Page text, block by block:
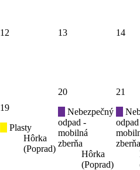
12 13 14
19
Plasty
Hôrka
(Poprad)
20
Nebezpečný
odpad -
mobilná
zberňa
Hôrka
(Poprad)
21
zberňa